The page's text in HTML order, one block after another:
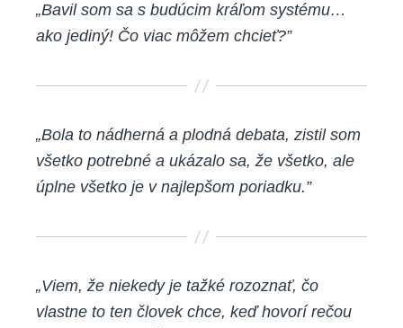
„Bavil som sa s budúcim kráľom systému…
ako jediný! Čo viac môžem chcieť?”
„Bola to nádherná a plodná debata, zistil som
všetko potrebné a ukázalo sa, že všetko, ale
úplne všetko je v najlepšom poriadku.”
„Viem, že niekedy je tažké rozoznať, čo
vlastne to ten človek chce, keď hovorí rečou